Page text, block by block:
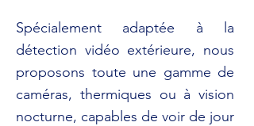
Spécialement adaptée à la
détection vidéo extérieure, nous
proposons toute une gamme de
caméras, thermiques ou à vision
nocturne, capables de voir de jour